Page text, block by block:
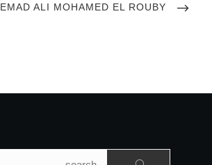
NEXT
EMAD ALI MOHAMED EL ROUBY